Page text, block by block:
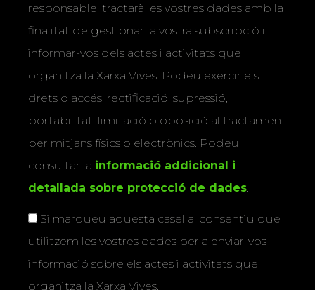
responsable, tractarà les vostres dades amb la
finalitat de gestionar la vostra subscripció i
informar-vos dels actes i activitats que
organitza la Xarxa Vives. Podeu exercir els
drets d’accés, rectificació, supressió,
portabilitat, limitació o oposició al tractament
per mitjans físics o electrònics. Podeu
consultar la informació addicional i
detallada sobre protecció de dades.
Si marqueu aquesta casella, consentiu que
utilitzem les vostres dades per a enviar-vos
informació sobre els actes i activitats que
organitza la Xarxa Vives.